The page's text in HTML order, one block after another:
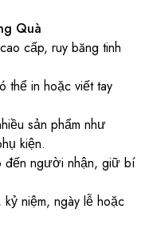
Quà
cấp, ruy băng tinh
thể in hoặc viết tay
sản phẩm như
kiện.
người nhận, giữ bí
niệm, ngày lễ hoặc